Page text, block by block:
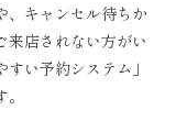
、キャンセル待ちか
来店されない方がい
い予約システム」